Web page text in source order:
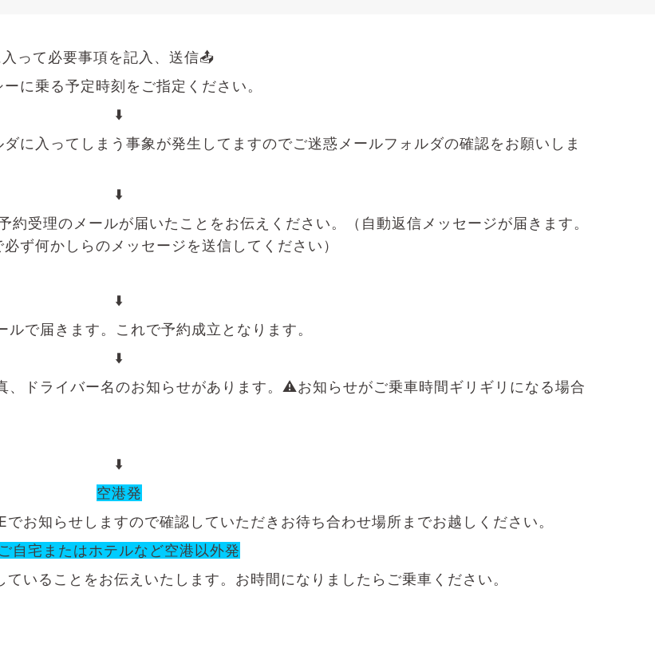
入って必要事項を記入、送信📤
に乗る予定時刻をご指定ください。
⬇️
に入ってしまう事象が発生してますのでご迷惑メールフォルダの確認をお願いしま
⬇️
約受理のメールが届いたことをお伝えください。（自動返信メッセージが届きます。
ず何かしらのメッセージを送信してください）
⬇️
で届きます。これで予約成立となります。
⬇️
ドライバー名のお知らせがあります。⚠️お知らせがご乗車時間ギリギリになる場合
⬇️
空港発
お知らせしますので確認していただきお待ち合わせ場所までお越しください。
ご自宅またはホテルなど空港以外発
いることをお伝えいたします。お時間になりましたらご乗車ください。